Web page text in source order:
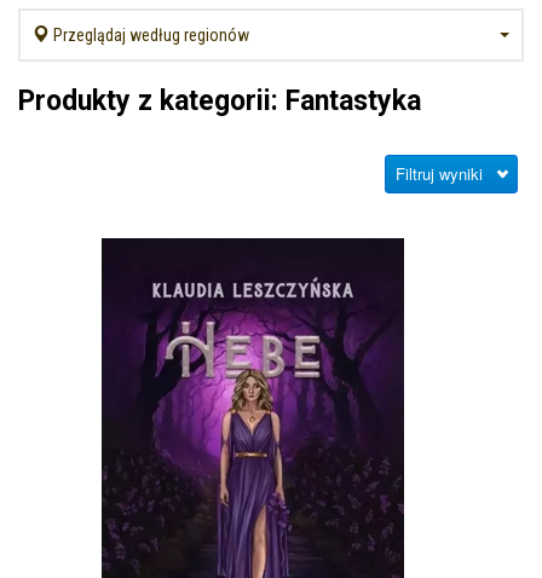
Przeglądaj według regionów
Produkty z kategorii: Fantastyka
Filtruj wyniki